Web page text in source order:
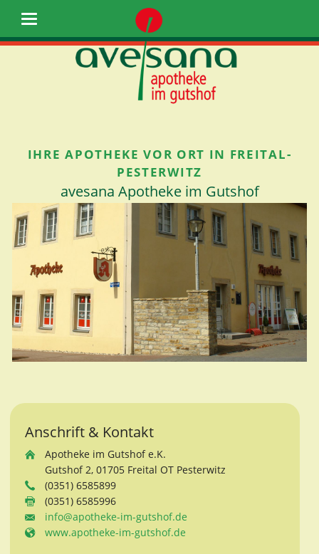
IHRE APOTHEKE VOR ORT IN FREITAL-
PESTERWITZ
avesana Apotheke im Gutshof
Anschrift & Kontakt
Apotheke im Gutshof e.K.
Gutshof 2, 01705 Freital OT Pesterwitz
(0351) 6585899
(0351) 6585996
info@apotheke-im-gutshof.de
www.apotheke-im-gutshof.de